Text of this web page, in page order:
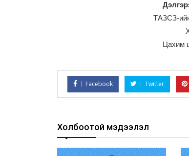
ТАЗСЗ-
Цахим
Facebook Twitter
Холбоотой мэдээлэл